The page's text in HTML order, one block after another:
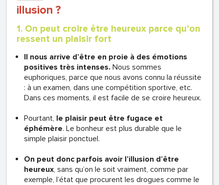
illusion ?
1. On peut croire être heureux parce qu’on
ressent un plaisir fort
Il nous arrive d’être en proie à des émotions
positives très intenses. Nous sommes
euphoriques, parce que nous avons connu la réussite
: à un examen, dans une compétition sportive, etc.
Dans ces moments, il est facile de se croire heureux.
Pourtant, le plaisir peut être fugace et
éphémère. Le bonheur est plus durable que le
simple plaisir ponctuel.
On peut donc parfois avoir l’illusion d’être
heureux, sans qu’on le soit vraiment, comme par
exemple, l’état que procurent les drogues comme le